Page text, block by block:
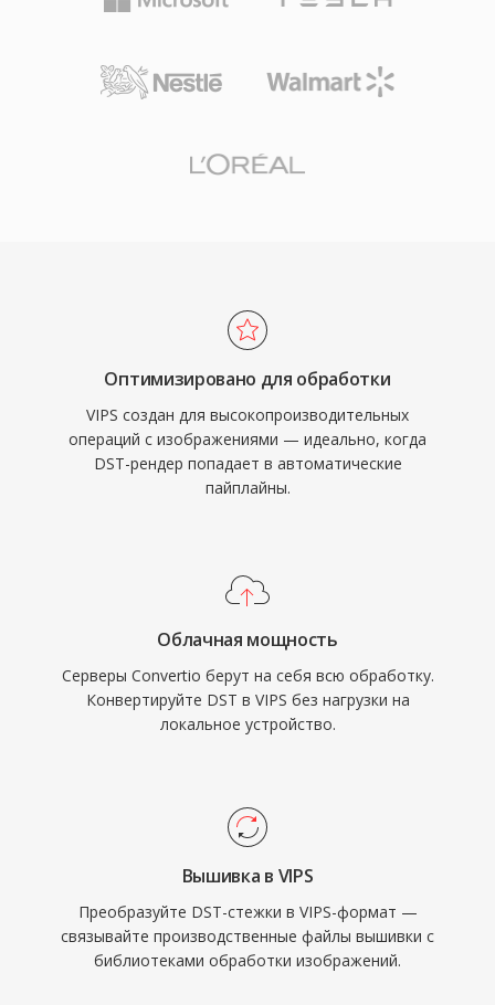
Оптимизировано для обработки
VIPS создан для высокопроизводительных
операций с изображениями — идеально, когда
DST-рендер попадает в автоматические
пайплайны.
Облачная мощность
Серверы Convertio берут на себя всю обработку.
Конвертируйте DST в VIPS без нагрузки на
локальное устройство.
Вышивка в VIPS
Преобразуйте DST-стежки в VIPS-формат —
связывайте производственные файлы вышивки с
библиотеками обработки изображений.